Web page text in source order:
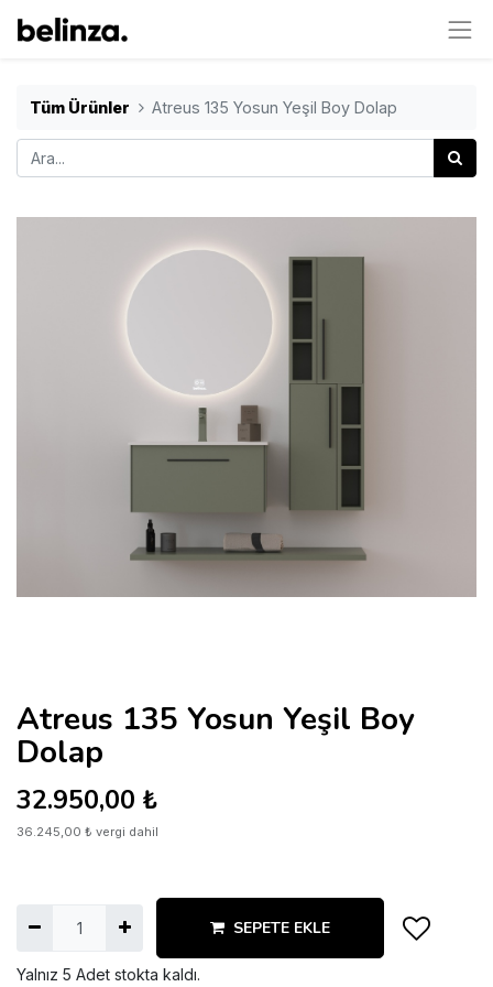
Tüm Ürünler Atreus 135 Yosun Yeşil Boy Dolap
Atreus 135 Yosun Yeşil Boy
Dolap
32.950,00 ₺
36.245,00 ₺ vergi dahil
SEPETE EKLE
Yalnız 5 Adet stokta kaldı.